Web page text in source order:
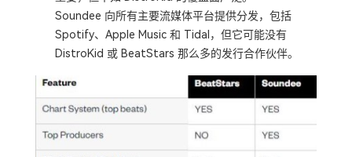
Soundee 向所有主要流媒体平台提供分发，包括
Spotify、Apple Music 和 Tidal，但它可能没有
DistroKid 或 BeatStars 那么多的发行合作伙伴。